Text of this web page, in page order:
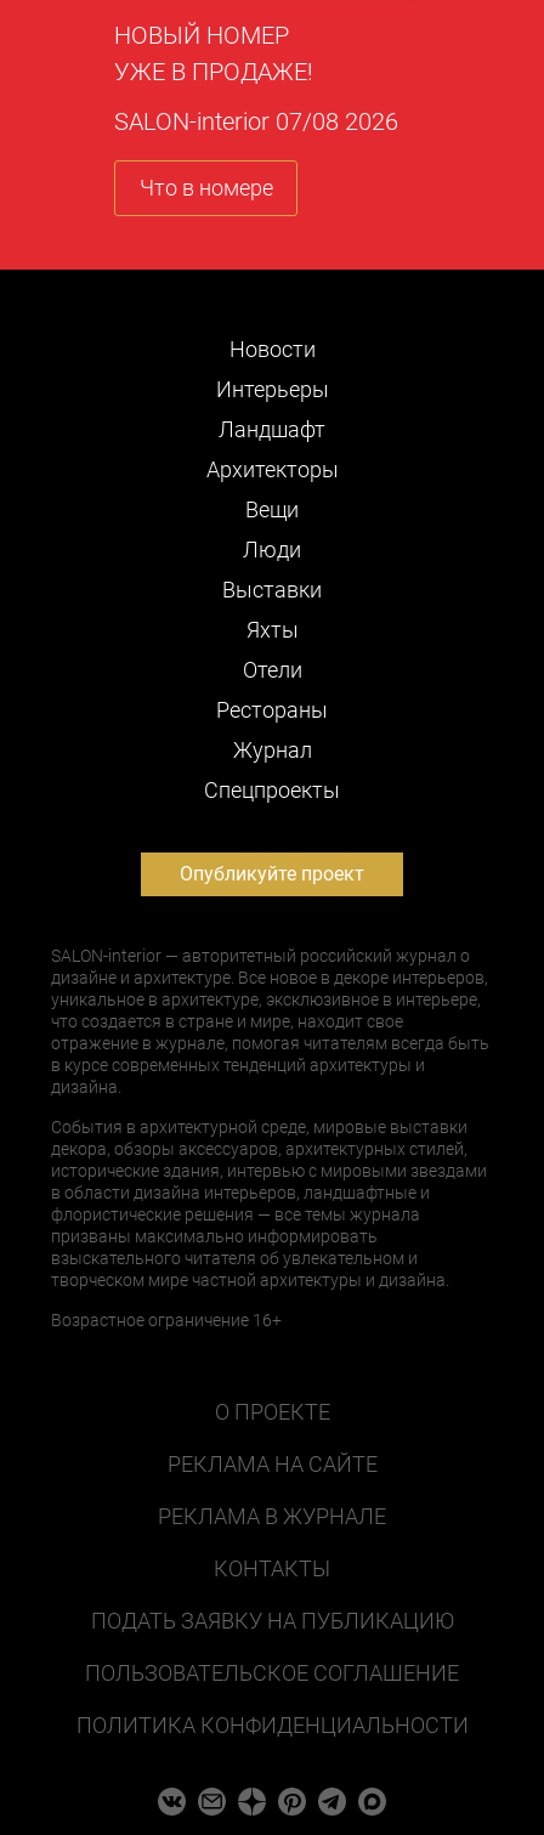
НОВЫЙ НОМЕР
УЖЕ В ПРОДАЖЕ!
SALON-interior 07/08 2026
Что в номере
Новости
Интерьеры
Ландшафт
Архитекторы
Вещи
Люди
Выставки
Яхты
Отели
Рестораны
Журнал
Cпецпроекты
Опубликуйте проект
SALON-interior — авторитетный российский журнал о
дизайне и архитектуре. Все новое в декоре интерьеров,
уникальное в архитектуре, эксклюзивное в интерьере,
что создается в стране и мире, находит свое
отражение в журнале, помогая читателям всегда быть
в курсе современных тенденций архитектуры и
дизайна.
События в архитектурной среде, мировые выставки
декора, обзоры аксессуаров, архитектурных стилей,
исторические здания, интервью с мировыми звездами
в области дизайна интерьеров, ландшафтные и
флористические решения — все темы журнала
призваны максимально информировать
взыскательного читателя об увлекательном и
творческом мире частной архитектуры и дизайна.
Возрастное ограничение 16+
О ПРОЕКТЕ
РЕКЛАМА НА САЙТЕ
РЕКЛАМА В ЖУРНАЛЕ
КОНТАКТЫ
ПОДАТЬ ЗАЯВКУ НА ПУБЛИКАЦИЮ
ПОЛЬЗОВАТЕЛЬСКОЕ СОГЛАШЕНИЕ
ПОЛИТИКА КОНФИДЕНЦИАЛЬНОСТИ